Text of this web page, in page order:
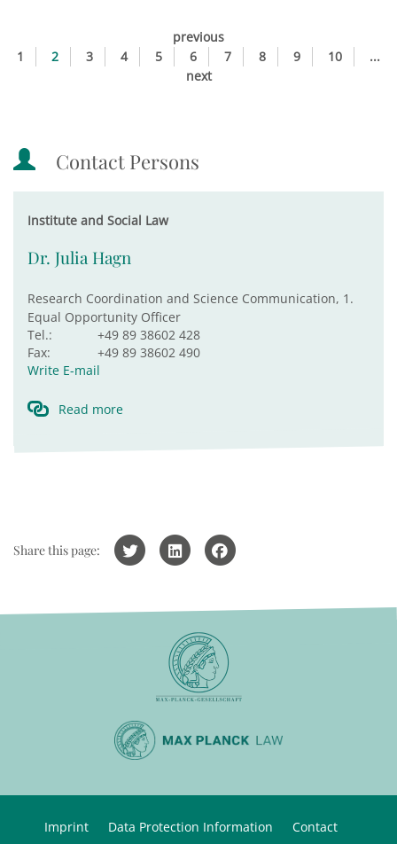
previous
1
2 3 4 5 6 7 8 9 10
...
next
Contact Persons
Institute and Social Law
Dr. Julia Hagn
Research Coordination and Science Communication, 1.
Equal Opportunity Officer
Tel.:
+49 89 38602 428
Fax:
+49 89 38602 490
Write E-mail
Read more
Share this page:
Imprint Data Protection Information Contact